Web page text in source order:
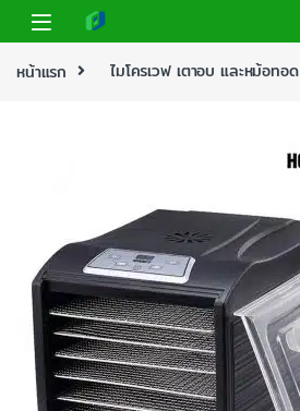
หน้าแรก ไมโครเวฟ เตาอบ และหม้อทอด